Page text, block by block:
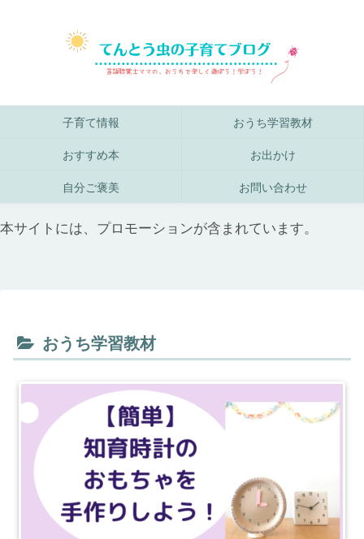
子育て情報 おうち学習教材
おすすめ本 お出かけ
自分ご褒美 お問い合わせ
本サイトには、プロモーションが含まれています。
おうち学習教材